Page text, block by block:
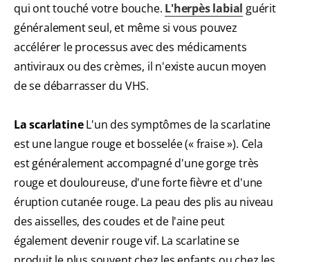
qui ont touché votre bouche. L'herpès labial guérit
généralement seul, et même si vous pouvez
accélérer le processus avec des médicaments
antiviraux ou des crèmes, il n'existe aucun moyen
de se débarrasser du VHS.
La scarlatineL'un des symptômes de la scarlatine
est une langue rouge et bosselée (« fraise »). Cela
est généralement accompagné d'une gorge très
rouge et douloureuse, d'une forte fièvre et d'une
éruption cutanée rouge. La peau des plis au niveau
des aisselles, des coudes et de l'aine peut
également devenir rouge vif. La scarlatine se